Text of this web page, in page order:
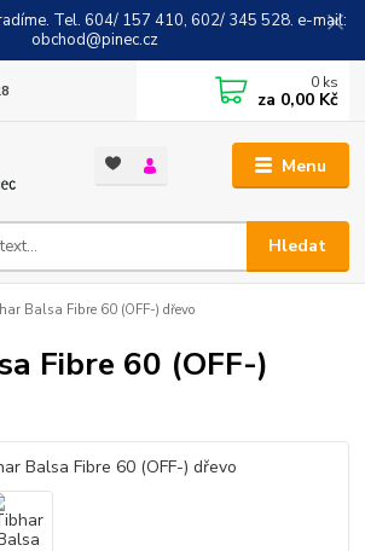
Tel. 604/ 157 410, 602/ 345 528. e-mail:
obchod@pinec.cz
Menu
Hledat
0 ks
za 0,00 Kč
Balsa Fibre 60 (OFF-) dřevo
Fibre 60 (OFF-)